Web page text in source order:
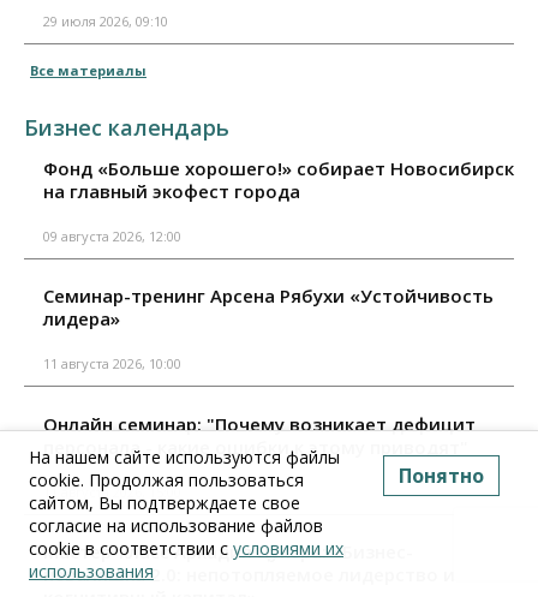
29 июля 2026, 09:10
Все материалы
Бизнес календарь
Фонд «Больше хорошего!» собирает Новосибирск
на главный экофест города
09 августа 2026, 12:00
Семинар-тренинг Арсена Рябухи «Устойчивость
лидера»
11 августа 2026, 10:00
Онлайн семинар: "Почему возникает дефицит
персонала - какие ошибки к этому приводят"
11 августа 2026, 15:00
Мастер-класс Аркадия Цукера: «Бизнес-
неваляшка 2.0: непотопляемое лидерство и
На нашем сайте используются файлы
cookie. Продолжая пользоваться
сайтом, Вы подтверждаете свое
согласие на использование файлов
cookie в соответствии с условиями их
использования
Понятно